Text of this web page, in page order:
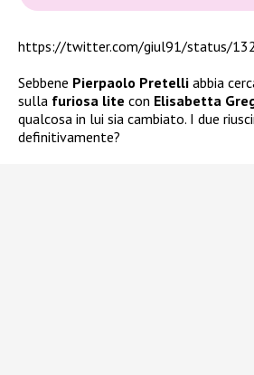
https://twitter.com/giul91/status/
Sebbene Pierpaolo Pretelli abbia
sulla furiosa lite con Elisabetta
qualcosa in lui sia cambiato. I due
definitivamente?